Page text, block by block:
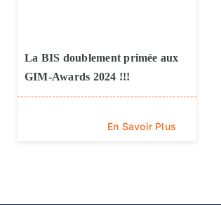
La BIS doublement primée aux
GIM-Awards 2024 !!!
En Savoir Plus